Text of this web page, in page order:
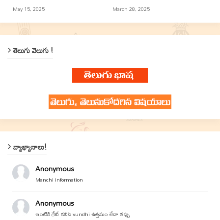
May 15, 2025 March 28, 2025
తెలుగు వెలుగు !
వ్యాఖ్యానాలు!
Anonymous
Manchi information
Anonymous
ఇంటికి గేట్ కలిపి vundhi ఉత్తమం లేదా తప్పు